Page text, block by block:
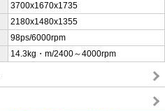
3700x1670x1735
2180x1480x1355
98ps/6000rpm
14.3kg・m/2400～4000rpm